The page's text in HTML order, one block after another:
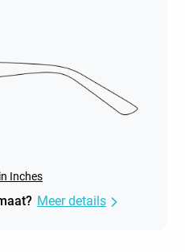
Inches
Meer details